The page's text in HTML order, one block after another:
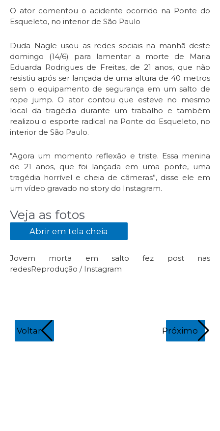
O ator comentou o acidente ocorrido na Ponte do
Esqueleto, no interior de São Paulo
Duda Nagle usou as redes sociais na manhã deste
domingo (14/6) para lamentar a morte de Maria
Eduarda Rodrigues de Freitas, de 21 anos, que não
resistiu após ser lançada de uma altura de 40 metros
sem o equipamento de segurança em um salto de
rope jump. O ator contou que esteve no mesmo
local da tragédia durante um trabalho e também
realizou o esporte radical na Ponte do Esqueleto, no
interior de São Paulo.
“Agora um momento reflexão e triste. Essa menina
de 21 anos, que foi lançada em uma ponte, uma
tragédia horrível e cheia de câmeras”, disse ele em
um vídeo gravado no story do Instagram.
Veja as fotos
Abrir em tela cheia
Jovem morta em salto fez post nas
redesReprodução / Instagram
Voltar Próximo